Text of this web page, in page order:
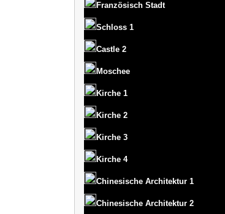
Französisch Stadt
Schloss 1
Castle 2
Moschee
Kirche 1
Kirche 2
Kirche 3
Kirche 4
Chinesische Architektur 1
Chinesische Architektur 2